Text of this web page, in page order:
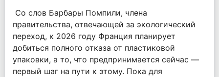
Со слов Барбары Помпили, члена
правительства, отвечающей за экологический
переход, к 2026 году Франция планирует
добиться полного отказа от пластиковой
упаковки, а то, что предпринимается сейчас —
первый шаг на пути к этому. Пока для